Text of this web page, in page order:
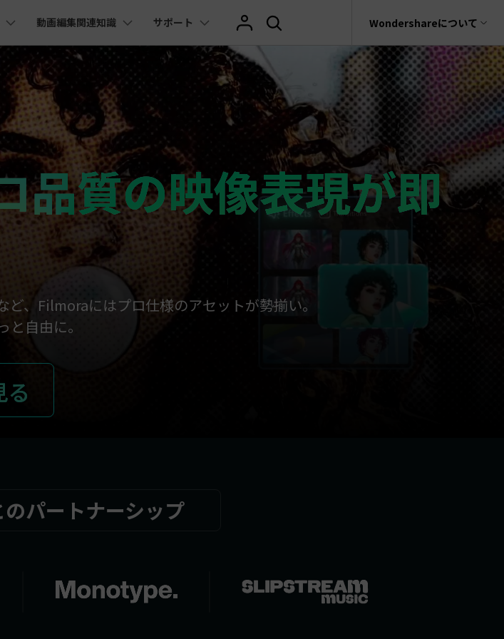
ト
Cloud
ラウドサービス
ラインツール
ユーティリティ
データ復元・バックアップ
Recoverit
Repairit
動画・写真・ファイル修復ソフト
Dr.Fone
スマートフォン管理ソフト
MobileTrans
スマホ間のデータ転送ソフト
子供の安全を守るアプリ
会社情報
法人様向けお問い合わせ窓口
Wondershareについて
サポートセンター
製品一覧
動画編集＆変換
Filmora
UniConverter
データ復元・転送
Dr.Fone
Recoverit
企業情報
会社概要
創業者メッセージ
採用情報
お問い合わせ
プラン＆価格 サポート Wondershareについて
能
ム
ンス
編集
オーディオ
オートモンタージュ
オーディオスペクトラム
オーディオ同期
無音検出
ボイスチェンジャー NEW
テキスト
テキスト読み上げ(TTS)
テキストアニメーション
オートキャプション
アセット
動画エフェクト
テンプレートプリセット
Boris FX
AI 動画ノイズ除去
NEW
AI 音声補正
テキスト読み上げ
AI ポートレート
>
ChatGPT & AI機能
AI動画編集
AIマーケティング
AI音声生成ツール
AIイラストや画像生成サイト
AI絵自動生成ツール
AI画像生成ツール
AIアップスケーリングビデオ
ダウンロード
ーション
画
ビデオ
解説動画
スライドショー動画
商品紹介動画
動画マーケティング
プレゼンテーション動画
TikTok広告動画
すべてのソリューション >
ダウンロード
動画編集関連知識
動画編集
動画作成方法
ア動画編集
ィタで動画を編集する方法
ニング動画を作る方法
ソフトおすすめTOP10
その他のコツ
スライドショー作成関連知識 NEW
結婚式ムービー作成テクニック
動画に使えるエフェクト素材おすすめ
アニメ動画の関連知識
動画クリエーティビティーに関する記事
Filmora動画講
Filmora 101ガイド
Filmoraラーニング
Filmoraの使い方と
料ダウンロード
サポート
う
の完全なリスト
カスタマーサポート
FAQs
お客様からよくあるご質問を掲載してお
ります
お問い合わせ
無料でサポートチームにお問い合わせく
ださい
バージョンダウン
Filmora の旧バージョンをご利用いただ
法人向け
ビジネス版
ブランド紹介
レビュー
Filmoraのニュースとレビューについて詳し
協業実績
Filmora製品や、公式キャラクターとのコラ
ボ実績
ダウンロード
品質の映像表現が即
、Filmoraにはプロ仕様のアセットが勢揃い。
自由に。
る
パートナーシップ